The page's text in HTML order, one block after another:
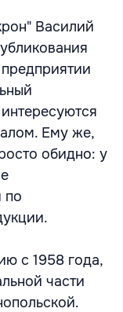
Василий
Ему же,
обидно: у
по
с 1958 года,
части